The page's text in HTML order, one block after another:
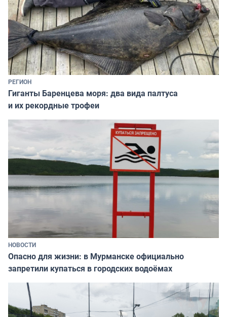
РЕГИОН
Гиганты Баренцева моря: два вида палтуса
и их рекордные трофеи
НОВОСТИ
Опасно для жизни: в Мурманске официально
запретили купаться в городских водоёмах